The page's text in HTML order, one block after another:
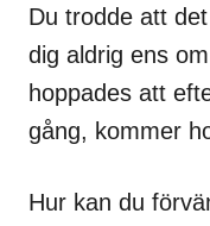
Du trodde att
dig aldrig ens
hoppades att
gång, kommer
Hur kan du